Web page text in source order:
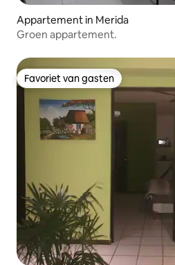
Appartement in Merida
Groen appartement.
Favoriet van gasten
Favoriet van gasten